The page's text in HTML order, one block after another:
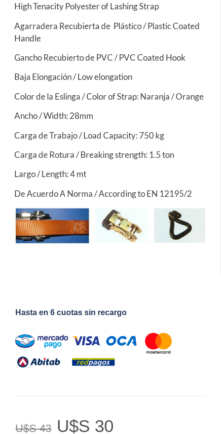
High Tenacity Polyester of Lashing Strap
Agarradera Recubierta de Plástico / Plastic Coated
Handle
Gancho Recubierto de PVC / PVC Coated Hook
Baja Elongación / Low elongation
Color de la Eslinga / Color of Strap: Naranja / Orange
Ancho / Width: 28mm
Carga de Trabajo / Load Capacity: 750 kg
Carga de Rotura / Breaking strength: 1.5 ton
Largo / Length: 4 mt
De Acuerdo A Norma / According to EN 12195/2
Hasta en 6 cuotas sin recargo
U$S43 U$S 30